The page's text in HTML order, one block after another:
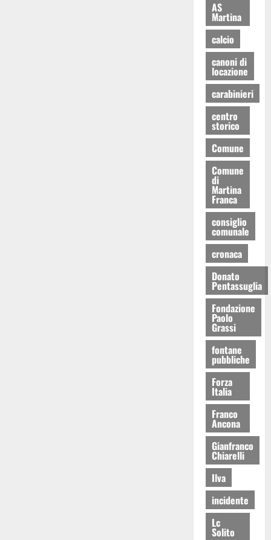
AS
Martina
calcio
canoni di
locazione
carabinieri
centro
storico
Comune
Comune
di
Martina
Franca
consiglio
comunale
cronaca
Donato
Pentassuglia
Fondazione
Paolo
Grassi
fontane
pubbliche
Forza
Italia
Franco
Ancona
Gianfranco
Chiarelli
Ilva
incidente
Lc
Solito